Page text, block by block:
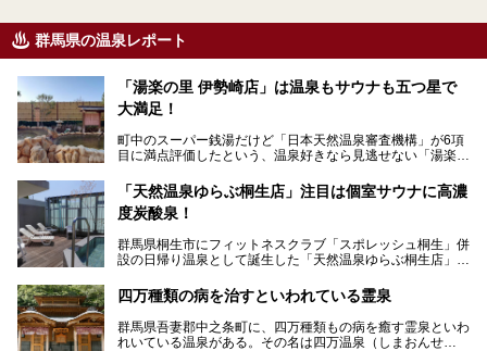
群馬県の温泉レポート
「湯楽の里 伊勢崎店」は温泉もサウナも五つ星で
大満足！
町中のスーパー銭湯だけど「日本天然温泉審査機構」が6項
目に満点評価したという、温泉好きなら見逃せない「湯楽の
「天然温泉ゆらぶ桐生店」注目は個室サウナに高濃
度炭酸泉！
群馬県桐生市にフィットネスクラブ「スポレッシュ桐生」併
設の日帰り温泉として誕生した「天然温泉ゆらぶ桐生店」。
四万種類の病を治すといわれている霊泉
群馬県吾妻郡中之条町に、四万種類もの病を癒す霊泉といわ
れいている温泉がある。その名は四万温泉（しまおんせ